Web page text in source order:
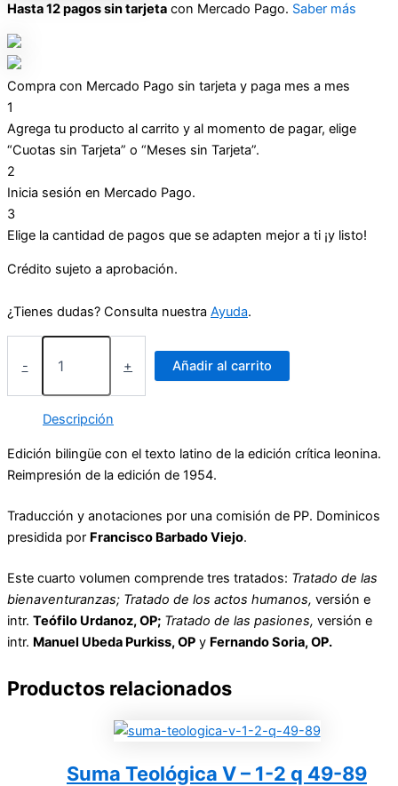
Hasta 12 pagos sin tarjeta con Mercado Pago. Saber más
Compra con Mercado Pago sin tarjeta y paga mes a mes
1
Agrega tu producto al carrito y al momento de pagar, elige
“Cuotas sin Tarjeta” o “Meses sin Tarjeta”.
2
Inicia sesión en Mercado Pago.
3
Elige la cantidad de pagos que se adapten mejor a ti ¡y listo!
Crédito sujeto a aprobación.
¿Tienes dudas? Consulta nuestra Ayuda.
-
Teológica
-
q
1-
48
+ Añadir al carrito
Descripción
Edición bilingüe con el texto latino de la edición crítica leonina.
Reimpresión de la edición de 1954.
Traducción y anotaciones por una comisión de PP. Dominicos
presidida por Francisco Barbado Viejo.
Este cuarto volumen comprende tres tratados: Tratado de las
bienaventuranzas; Tratado de los actos humanos, versión e
intr. Teófilo Urdanoz, OP; Tratado de las pasiones, versión e
intr. Manuel Ubeda Purkiss, OP y Fernando Soria, OP.
Productos relacionados
Suma Teológica V – 1-2 q 49-89